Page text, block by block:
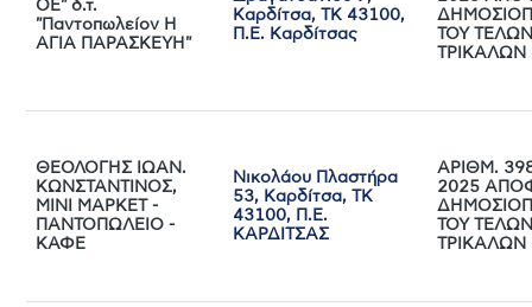
ΟΕ" δ.τ.
"Παντοπωλείον Η
ΑΓΙΑ ΠΑΡΑΣΚΕΥΗ"
Καρδίτσα, ΤΚ 43100,
Π.Ε. Καρδίτσας
ΤΟΥ
ΤΡΙΚΑΛΩΝ
ΘΕΟΛΟΓΗΣ ΙΩΑΝ.
ΚΩΝΣΤΑΝΤΙΝΟΣ,
ΜΙΝΙ ΜΑΡΚΕΤ -
ΠΑΝΤΟΠΩΛΕΙΟ -
ΚΑΦΕ
Νικολάου Πλαστήρα
53, Καρδίτσα, ΤΚ
43100, Π.Ε.
ΚΑΡΔΙΤΣΑΣ
ΑΡΙΘΜ.
2025
ΤΟΥ
ΤΡΙΚΑΛΩΝ